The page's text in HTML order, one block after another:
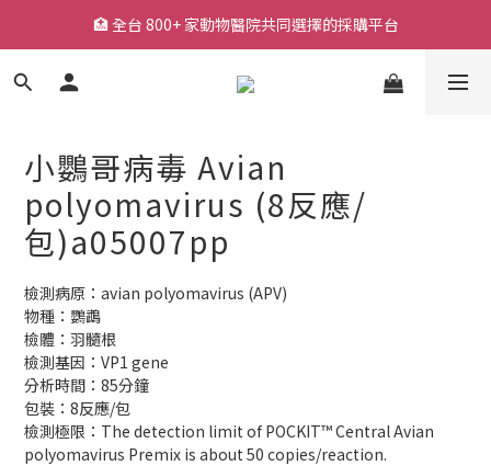
🏥 全台 800+ 家動物醫院共同選擇的採購平台
🏥 全台 800+ 家動物醫院共同選擇的採購平台
🚚 平日下單快速出貨，常用耗材一站採購
🏥 全台 800+ 家動物醫院共同選擇的採購平台
小鸚哥病毒 Avian
polyomavirus (8反應/
包)a05007pp
檢測病原：avian polyomavirus (APV)
物種：鸚鵡
檢體：羽髓根
檢測基因：VP1 gene
分析時間：85分鐘
包裝：8反應/包
檢測極限：The detection limit of POCKIT™ Central Avian
polyomavirus Premix is about 50 copies/reaction.